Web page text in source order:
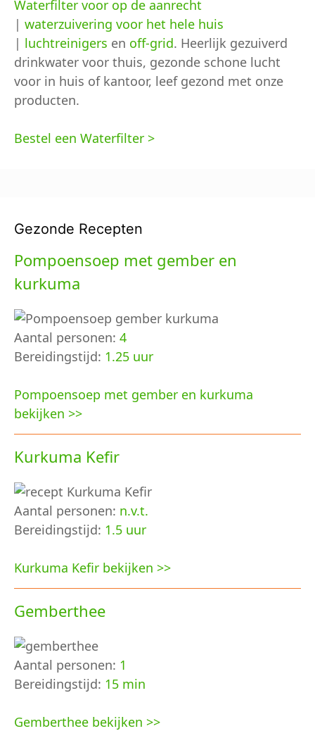
Waterfilter voor op de aanrecht
| waterzuivering voor het hele huis
| luchtreinigers en off-grid. Heerlijk gezuiverd
drinkwater voor thuis, gezonde schone lucht
voor in huis of kantoor, leef gezond met onze
producten.
Bestel een Waterfilter >
Gezonde Recepten
Pompoensoep met gember en
kurkuma
Aantal personen: 4
Bereidingstijd: 1.25 uur
Pompoensoep met gember en kurkuma
bekijken >>
Kurkuma Kefir
Aantal personen: n.v.t.
Bereidingstijd: 1.5 uur
Kurkuma Kefir bekijken >>
Gemberthee
Aantal personen: 1
Bereidingstijd: 15 min
Gemberthee bekijken >>